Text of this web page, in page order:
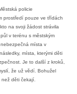
policie
prostředí pouze ve třídách
na svoji žádost strávila
v terénu s městským
místa v
místa, kterými děti
Je to další z kroků,
že už vědí. Bohužel
děti čekají.